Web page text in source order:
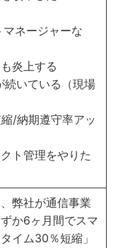
マネージャーな
炎上する
続いている（現場
/納期遵守率アッ
ト管理をやりた
弊社が通信事業
か6ヶ月間でスマ
イム30％短縮」